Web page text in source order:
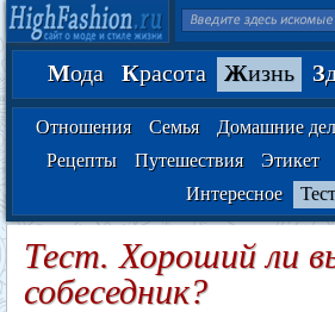
Мода Красота Жизнь З
Отношения Семья Домашние
Рецепты
Путешествия Этикет
Интересное
Тест. Хороший ли
собеседник?